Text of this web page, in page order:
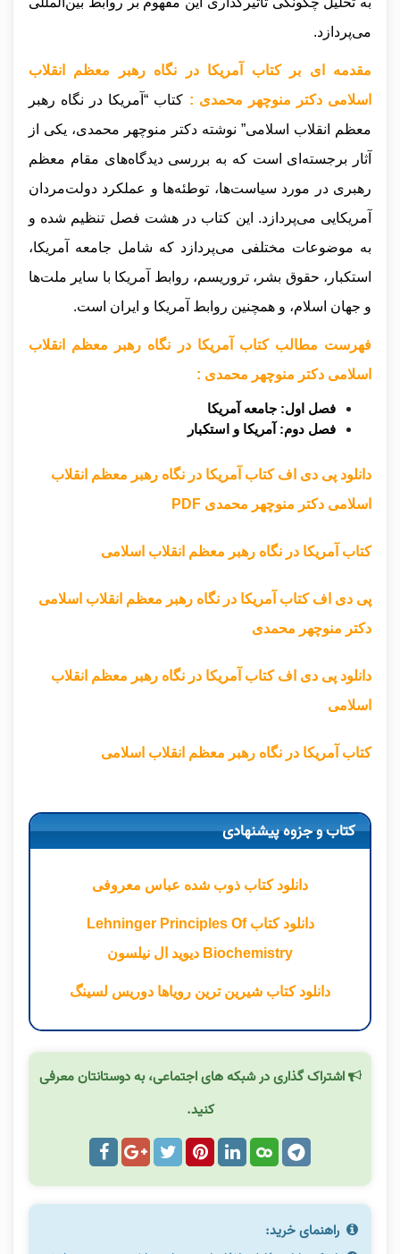
می‌پردازد.
مقدمه ای بر کتاب آمریکا در نگاه رهبر معظم انقلاب
اسلامی دکتر منوچهر محمدی : کتاب “آمریکا در نگاه رهبر
معظم انقلاب اسلامی” نوشته دکتر منوچهر محمدی، یکی از
آثار برجسته‌ای است که به بررسی دیدگاه‌های مقام معظم
رهبری در مورد سیاست‌ها، توطئه‌ها و عملکرد دولت‌مردان
آمریکایی می‌پردازد. این کتاب در هشت فصل تنظیم شده و
به موضوعات مختلفی می‌پردازد که شامل جامعه آمریکا،
استکبار، حقوق بشر، تروریسم، روابط آمریکا با سایر ملت‌ها
و جهان اسلام، و همچنین روابط آمریکا و ایران است.
فهرست مطالب کتاب آمریکا در نگاه رهبر معظم انقلاب
اسلامی دکتر منوچهر محمدی :
فصل اول: جامعه آمریکا
فصل دوم: آمریکا و استکبار
دانلود پی دی اف کتاب آمریکا در نگاه رهبر معظم انقلاب
اسلامی دکتر منوچهر محمدی PDF
کتاب آمریکا در نگاه رهبر معظم انقلاب اسلامی
پی دی اف کتاب آمریکا در نگاه رهبر معظم انقلاب اسلامی
دکتر منوچهر محمدی
دانلود پی دی اف کتاب آمریکا در نگاه رهبر معظم انقلاب
اسلامی
کتاب آمریکا در نگاه رهبر معظم انقلاب اسلامی
کتاب و جزوه پیشنهادی
دانلود کتاب ذوب شده عباس معروفی
دانلود کتاب Lehninger Principles Of
Biochemistry دیوید ال نیلسون
دانلود کتاب شیرین ترین رویاها دوریس لسینگ
اشتراک گذاری در شبکه های اجتماعی، به دوستانتان معرفی
کنید.
راهنمای خرید: